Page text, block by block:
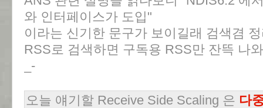
와 인터페이스가 도입"
이라는 신기한 문구가 보이길래 검색겸
RSS로 검색하면 구독용 RSS만 잔뜩 나
_-
오늘 얘기할 Receive Side Scaling 은 다